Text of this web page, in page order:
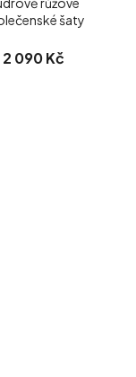
šaty
2 090 Kč